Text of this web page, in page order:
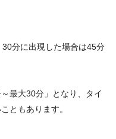
30分に出現した場合は45分
最大30分 」となり、タイ
ともあります。